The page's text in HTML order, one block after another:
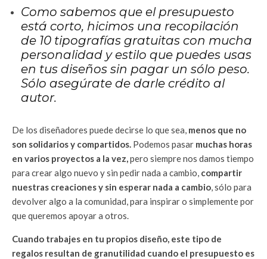
Como sabemos que el presupuesto
está corto, hicimos una recopilación
de 10 tipografías gratuitas con mucha
personalidad y estilo que puedes usas
en tus diseños sin pagar un sólo peso.
Sólo asegúrate de darle crédito al
autor.
De los diseñadores puede decirse lo que sea, menos que no
son solidarios y compartidos. Podemos pasar muchas horas
en varios proyectos a la vez,pero siempre nos damos tiempo
para crear algo nuevo y sin pedir nada a cambio, compartir
nuestras creaciones y sin esperar nada a cambio, sólo para
devolver algo a la comunidad, para inspirar o simplemente por
que queremos apoyar a otros.
Cuando trabajes en tu propios diseño, este tipo de
regalos resultan de granutilidad cuando el presupuesto es